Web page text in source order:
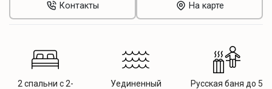
Контакты На карте
2 спальни с 2-
Уединенный
Русская баня до 5